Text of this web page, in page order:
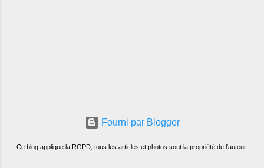
Fourni par Blogger
Ce blog applique la RGPD, tous les articles et photos sont la propriété de l'auteur.